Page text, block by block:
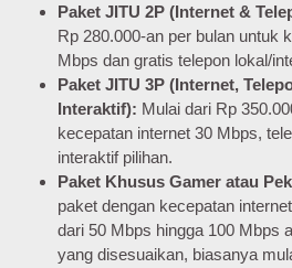
Paket JITU 2P (Internet &
Rp 280.000-an per bulan untuk
Mbps dan gratis telepon lokal/
Paket JITU 3P (Internet,
Interaktif): Mulai dari Rp
kecepatan internet 30 Mbps,
interaktif pilihan.
Paket Khusus Gamer atau
paket dengan kecepatan
dari 50 Mbps hingga 100 Mbps
yang disesuaikan, biasanya